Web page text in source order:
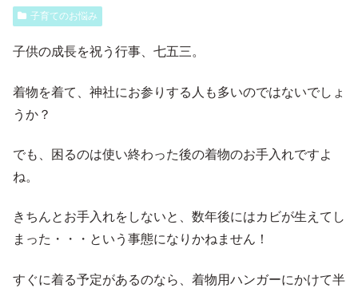
子育てのお悩み
子供の成長を祝う行事、七五三。
着物を着て、神社にお参りする人も多いのではないでしょ
うか？
でも、困るのは使い終わった後の着物のお手入れですよ
ね。
きちんとお手入れをしないと、数年後にはカビが生えてし
まった・・・という事態になりかねません！
すぐに着る予定があるのなら、着物用ハンガーにかけて半